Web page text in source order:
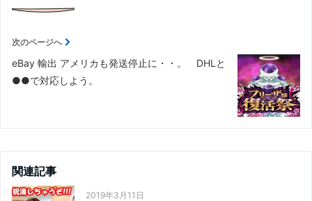
次のページへ
eBay 輸出 アメリカも発送停止に・・。 DHLと
●●で対応しよう。
関連記事
2019年3月11日